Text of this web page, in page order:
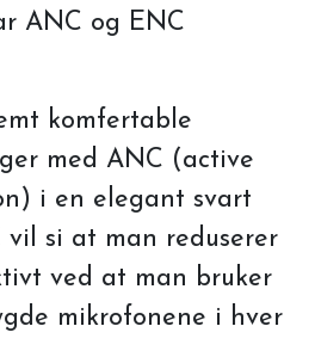
ANC og ENC
komfertable
med ANC (active
i en elegant svart
si at man reduserer
ved at man bruker
mikrofonene i hver